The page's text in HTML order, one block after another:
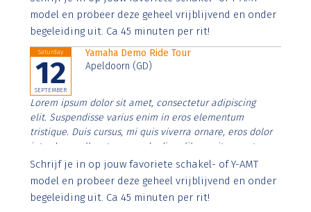
imperdiet. Nunc ut sem vitae risus tristique posuere.
model en probeer deze geheel vrijblijvend en onder
begeleiding uit. Ca 45 minuten per rit!
Saturday
12
SEPTEMBER
Yamaha Demo Ride Tour
Apeldoorn (GD)
Lorem ipsum dolor sit amet, consectetur adipiscing
elit. Suspendisse varius enim in eros elementum
tristique. Duis cursus, mi quis viverra ornare, eros dolor
interdum nulla, ut commodo diam libero vitae erat.
Aenean faucibus nibh et justo cursus id rutrum lorem
imperdiet. Nunc ut sem vitae risus tristique posuere.
Schrijf je in op jouw favoriete schakel- of Y-AMT
model en probeer deze geheel vrijblijvend en onder
begeleiding uit. Ca 45 minuten per rit!